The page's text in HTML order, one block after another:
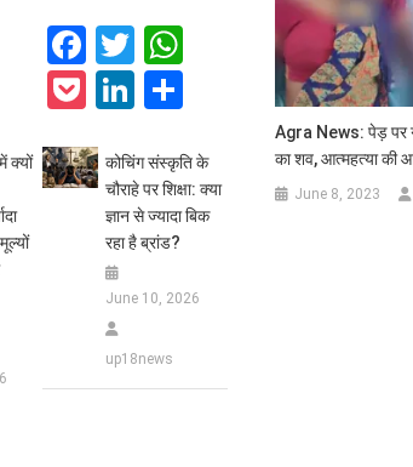
Agra News: पेड़ पर
का शव, आत्महत्या की
June 8, 2023
WhatsApp
Share
Facebook
TwitterWhatsApp
PocketLinkedIn
Share
क्यों
कोचिंग संस्कृति के
चौराहे पर शिक्षा: क्या
ज्ञान से ज्यादा बिक
रहा है ब्रांड?
June 10, 2026
up18news